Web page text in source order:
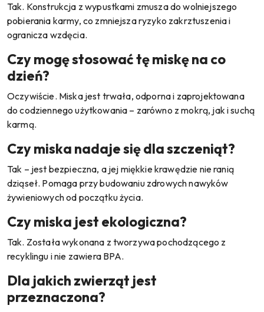
Tak. Konstrukcja z wypustkami zmusza do wolniejszego
pobierania karmy, co zmniejsza ryzyko zakrztuszenia i
ogranicza wzdęcia.
Czy mogę stosować tę miskę na co
dzień?
Oczywiście. Miska jest trwała, odporna i zaprojektowana
do codziennego użytkowania – zarówno z mokrą, jak i suchą
karmą.
Czy miska nadaje się dla szczeniąt?
Tak – jest bezpieczna, a jej miękkie krawędzie nie ranią
dziąseł. Pomaga przy budowaniu zdrowych nawyków
żywieniowych od początku życia.
Czy miska jest ekologiczna?
Tak. Została wykonana z tworzywa pochodzącego z
recyklingu i nie zawiera BPA.
Dla jakich zwierząt jest
przeznaczona?